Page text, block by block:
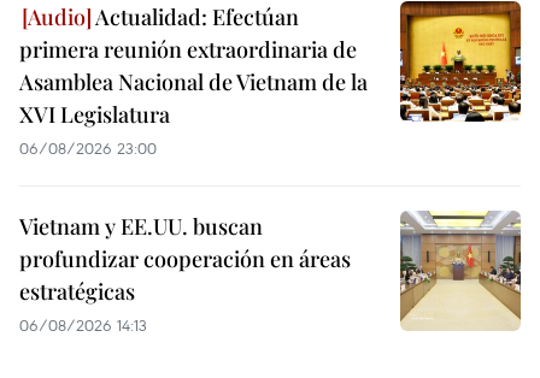
Actualidad: Efectúan
primera reunión extraordinaria de
Asamblea Nacional de Vietnam de la
XVI Legislatura
06/08/2026 23:00
Vietnam y EE.UU. buscan
profundizar cooperación en áreas
estratégicas
06/08/2026 14:13